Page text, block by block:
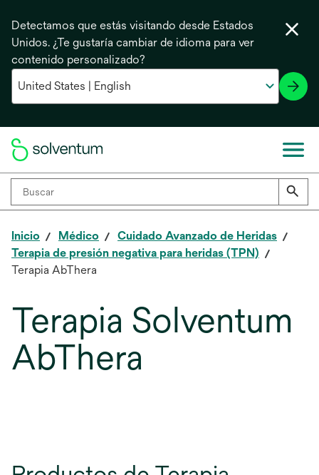
Detectamos que estás visitando desde Estados
Unidos. ¿Te gustaría cambiar de idioma para ver
contenido personalizado?
Inicio Médico
Cuidado Avanzado de Heridas
Terapia de presión negativa para heridas (TPN)
Terapia AbThera
Terapia Solventum
AbThera